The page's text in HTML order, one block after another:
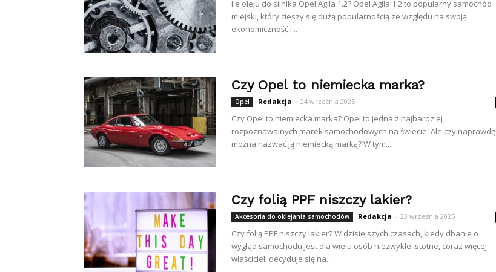
Ile oleju do silnika Opel Agila 1.2? Opel Agila 1.2 to popularny samochód
miejski, który cieszy się dużą popularnością ze względu na swoją
ekonomiczność i...
Czy Opel to niemiecka marka?
Opel Redakcja - 24 września 2025
Czy Opel to niemiecka marka? Opel to jedna z najbardziej
rozpoznawalnych marek samochodowych na świecie. Ale czy naprawdę
można nazwać ją niemiecką marką? W tym...
Czy folią PPF niszczy lakier?
Akcesoria do oklejania samochodów Redakcja - 23 września 2025
Czy folią PPF niszczy lakier? W dzisiejszych czasach, kiedy dbanie o
wygląd samochodu jest dla wielu osób niezwykle istotne, coraz więcej
właścicieli decyduje się na...